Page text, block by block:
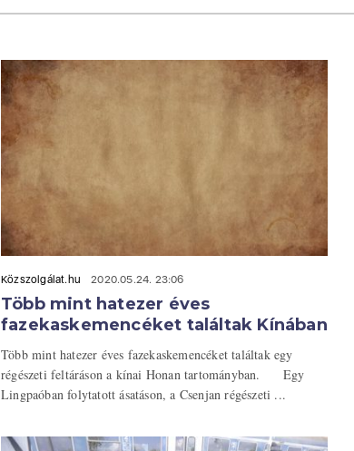
Közszolgálat.hu 2020.05.24. 23:06
Több mint hatezer éves
fazekaskemencéket találtak Kínában
Több mint hatezer éves fazekaskemencéket találtak egy
régészeti feltáráson a kínai Honan tartományban. Egy
Lingpaóban folytatott ásatáson, a Csenjan régészeti ...